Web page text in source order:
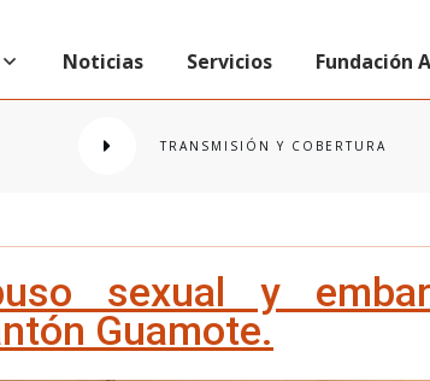
Noticias Servicios Fundación
TRANSMISIÓN Y COBERTURA
sexual y
Guamote.